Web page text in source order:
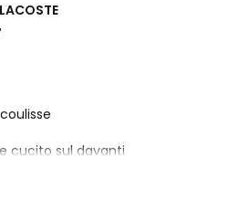
cucito sul davanti